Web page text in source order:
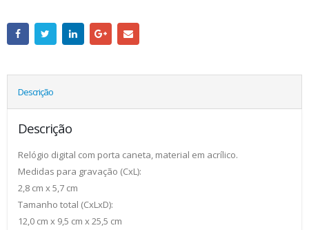
Descrição
Descrição
Relógio digital com porta caneta, material em acrílico.
Medidas para gravação (CxL):
2,8 cm x 5,7 cm
Tamanho total (CxLxD):
12,0 cm x 9,5 cm x 25,5 cm